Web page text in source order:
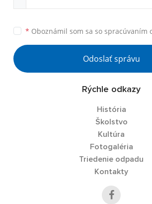
* Oboznámil som sa so spracúvaním
Odoslať správu
Rýchle odkazy
História
Školstvo
Kultúra
Fotogaléria
Triedenie odpadu
Kontakty